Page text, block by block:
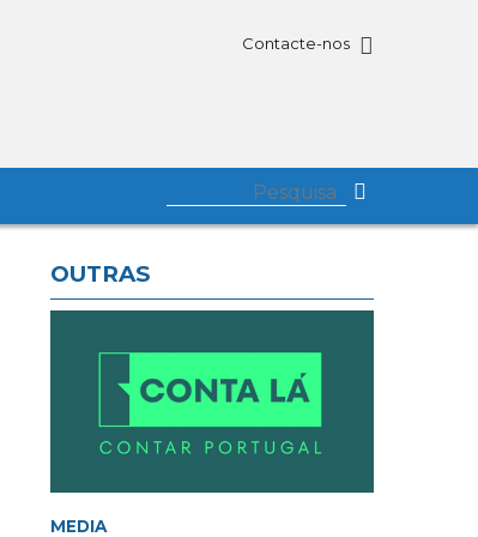
Contacte-nos
OUTRAS
MEDIA